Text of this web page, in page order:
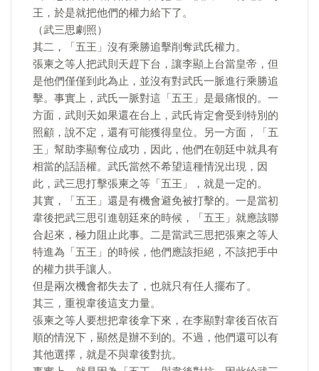
王，於是就把他們的權力給下了。
（武三思劇照）
​其二，「五王」沒有乘勝追擊削奪武氏權力。
張柬之等人把武則天趕下台，讓李顯上台當皇帝，但
是他們僅僅到此為止，並沒有對武氏一脈進行乘勝追
擊。事實上，武氏一脈對這「五王」是最痛恨的。一
方面，武則天如果還在台上，武氏肯定會受到特別的
照顧，說不定，還有可能獲得皇位。另一方面，「五
王」幫助李顯奪位成功，因此，他們在朝廷中就具有
相當的話語權。武氏當然不希望這種情況出現，因
此，武三思打擊張柬之等「五王」，就是一定的。
其實，「五王」還是有機會避免被打擊的。一是當初
韋後把武三思引進朝廷來的時候，「五王」就應該聯
合起來，極力阻止此事。二是當武三思把張柬之等人
特進為「五王」的時候，他們應該拒絕，不該把手中
的權力拱手讓人。
但是兩次機會都失去了，也就只有任人擺布了。
其三，重視韋後這支力量。
張柬之等人要想把韋後拿下來，在李顯對韋後百依百
順的情況下，顯然是辦不到的。不過，他們還可以有
其他選擇，就是不與韋後對抗。